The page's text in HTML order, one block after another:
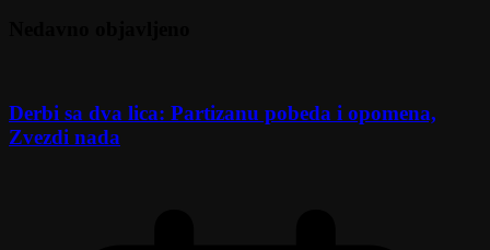
Derbi sa dva lica: Partizanu pobeda i opomena,
Zvezdi nada